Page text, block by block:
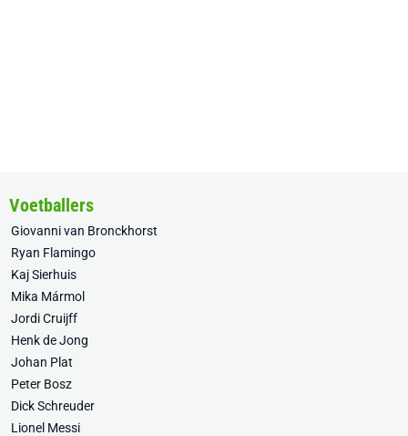
Voetballers
Giovanni van Bronckhorst
Ryan Flamingo
Kaj Sierhuis
Mika Mármol
Jordi Cruijff
Henk de Jong
Johan Plat
Peter Bosz
Dick Schreuder
Lionel Messi